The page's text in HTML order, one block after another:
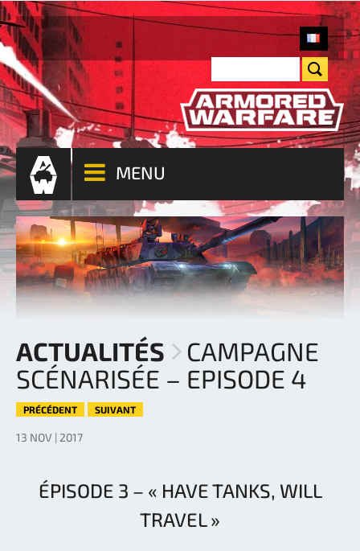
MENU
ACTUALITÉS
CAMPAGNE
SCÉNARISÉE – EPISODE 4
PRÉCÉDENT SUIVANT
13 NOV | 2017
ÉPISODE 3 – « HAVE TANKS, WILL
TRAVEL »